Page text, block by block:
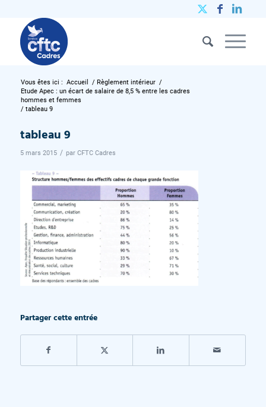
Vous êtes ici : Accueil / Règlement intérieur /
Etude Apec : un écart de salaire de 8,5 % entre les cadres
hommes et femmes
/ tableau 9
tableau 9
5 mars 2015 / par CFTC Cadres
Partager cette entrée